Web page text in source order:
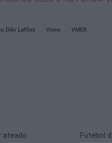
Dão Lafões Viseu VMER
ateado
Futebol